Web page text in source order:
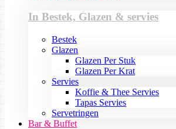
In Bestek, Glazen & servies
Bestek
Glazen
Glazen Per Stuk
Glazen Per Krat
Servies
Koffie & Thee Servies
Tapas Servies
Servetringen
Bar & Buffet